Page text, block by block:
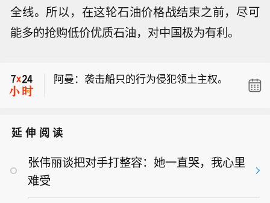
全线。所以，在这轮石油价格战结束之前，尽可
能多的抢购低价优质石油，对中国极为有利。
利比亚瓦哈石油公司称已控制扎库特-锡
德拉管道的泄漏，经修复后已恢复运
阿曼：袭击船只的行为侵犯领土主权。
营。
阿曼呼吁各方避免采取破坏谈判及进展
延伸阅读
张伟丽谈把对手打整容：她一直哭，我心里
难受